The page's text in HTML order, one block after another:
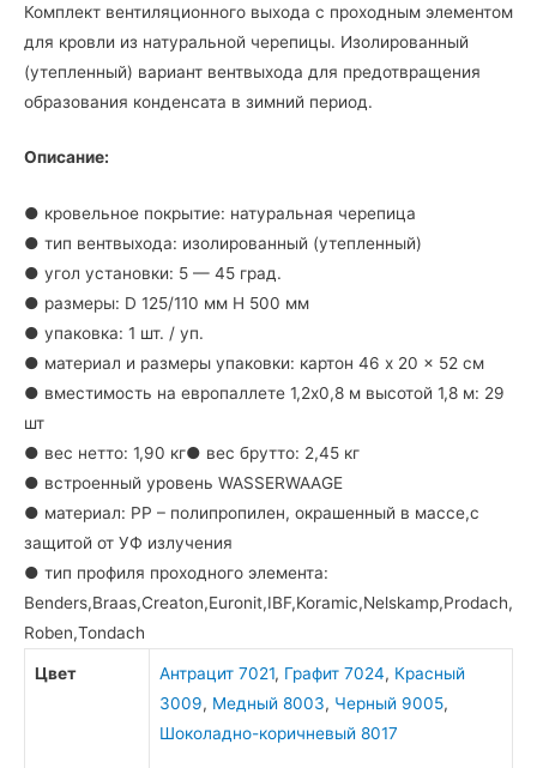
для
кровли
quantity
Комплект вентиляционного выхода с проходным элементом
для кровли из натуральной черепицы. Изолированный
(утепленный) вариант вентвыхода для предотвращения
образования конденсата в зимний период.
Описание:
● кровельное покрытие: натуральная черепица
● тип вентвыхода: изолированный (утепленный)
● угол установки: 5 — 45 град.
● размеры: D 125/110 мм H 500 мм
● упаковка: 1 шт. / уп.
● материал и размеры упаковки: картон 46 x 20 x 52 см
● вместимость на европаллете 1,2х0,8 м высотой 1,8 м: 29
шт
● вес нетто: 1,90 кг● вес брутто: 2,45 кг
● встроенный уровень WASSERWAAGE
● материал: PP – полипропилен, окрашенный в массе,с
защитой от УФ излучения
● тип профиля проходного элемента:
Benders,Braas,Creaton,Euronit,IBF,Koramic,Nelskamp,Prodach,
Roben,Tondach
Цвет Антрацит 7021, Графит 7024, Красный
3009, Медный 8003, Черный 9005,
Шоколадно-коричневый 8017